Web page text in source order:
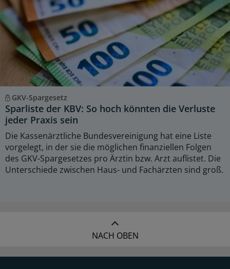
GKV-Spargesetz
Sparliste der KBV: So hoch könnten die Verluste
jeder Praxis sein
Die Kassenärztliche Bundesvereinigung hat eine Liste
vorgelegt, in der sie die möglichen finanziellen Folgen
des GKV-Spargesetzes pro Ärztin bzw. Arzt auflistet. Die
Unterschiede zwischen Haus- und Fachärzten sind groß.
NACH OBEN